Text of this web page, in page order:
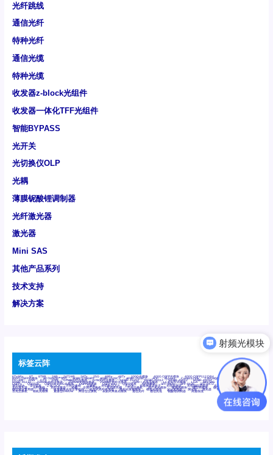
光纤跳线
通信光纤
特种光纤
通信光缆
特种光缆
收发器z-block光组件
收发器一体化TFF光组件
智能BYPASS
光开关
光切换仪OLP
光耦
薄膜铌酸锂调制器
光纤激光器
激光器
Mini SAS
其他产品系列
技术支持
解决方案
标签云阵
6Tx6Rx 8T 8T8R 24R 24T24R 24Tx 25G 48Rx 48Tx 100G光模块 400G OSFP光模块 400G QSFP112 DR4 800G DR8 OSFP
800G OSFP光模块 AD7606国产替代 AFBR-57B4APZ AFBR-1528CZ AFBR-2528CZ AOC Bypass Camera Link CWDM波分复用器 DAS
DC~4M DSS DTS DVS GYMB光纤连接器 GYM光纤连接器 HFBR-1531Z HFBR-2531Z HFBR-4501Z HFBR-4503Z HFBR-4511Z
HFBR-4513Z J599A6光纤连接器 J599A8光电连接器 J599MT光纤连接器 J599Ⅰ光电连接器 LC超短型光模块 LGA Mini SAS POB QSFP
QSFP+ QSFP28 QSFP28 100G光模块 QSFP28笼座 QSFP 40G QSFP笼座 RP连接器 SFF-8431 SFF-8436 SFF-8472 SFF-8654 4i SFP 10G
SFP MSA SFP笼座 Z-BLOCK 万兆交换机 交换机 光切换仪OLP 光开关 光模块笼子座子 光电探测器 光电编码器模块 光电连接器 光端机
光纤激光器 光纤跳线 光纤连接器 光耦 全国产交换机 军品级光耦 千兆交换机 国产化光模块 射频光模块 微型光模块 微型可插拔BGA光模块
微型波分复用器 探测器 收发模块光学引擎组件 机架式光纤收发器 模拟光发射模块 模拟光器件 波分复用器 测试版 激光器 特种光纤 特种光缆
百兆交换机 相机光模块 紧凑型DWDM 网管型交换机 表贴式单路光模块 通信光纤 通信光缆 铌酸锂调制器 高速线缆
射频光模块